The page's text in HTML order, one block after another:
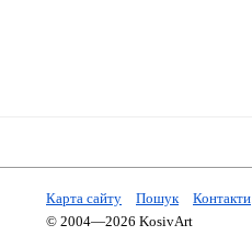
Карта сайту Пошук
Контакти
© 2004—2026 KosivArt